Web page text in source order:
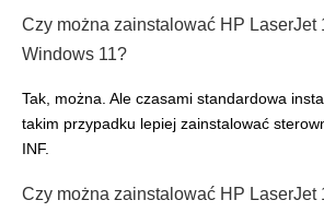
Czy można zainstalować HP LaserJet
Windows 11?
Tak, można. Ale czasami standardowa
takim przypadku lepiej zainstalować
INF.
Czy można zainstalować HP LaserJet